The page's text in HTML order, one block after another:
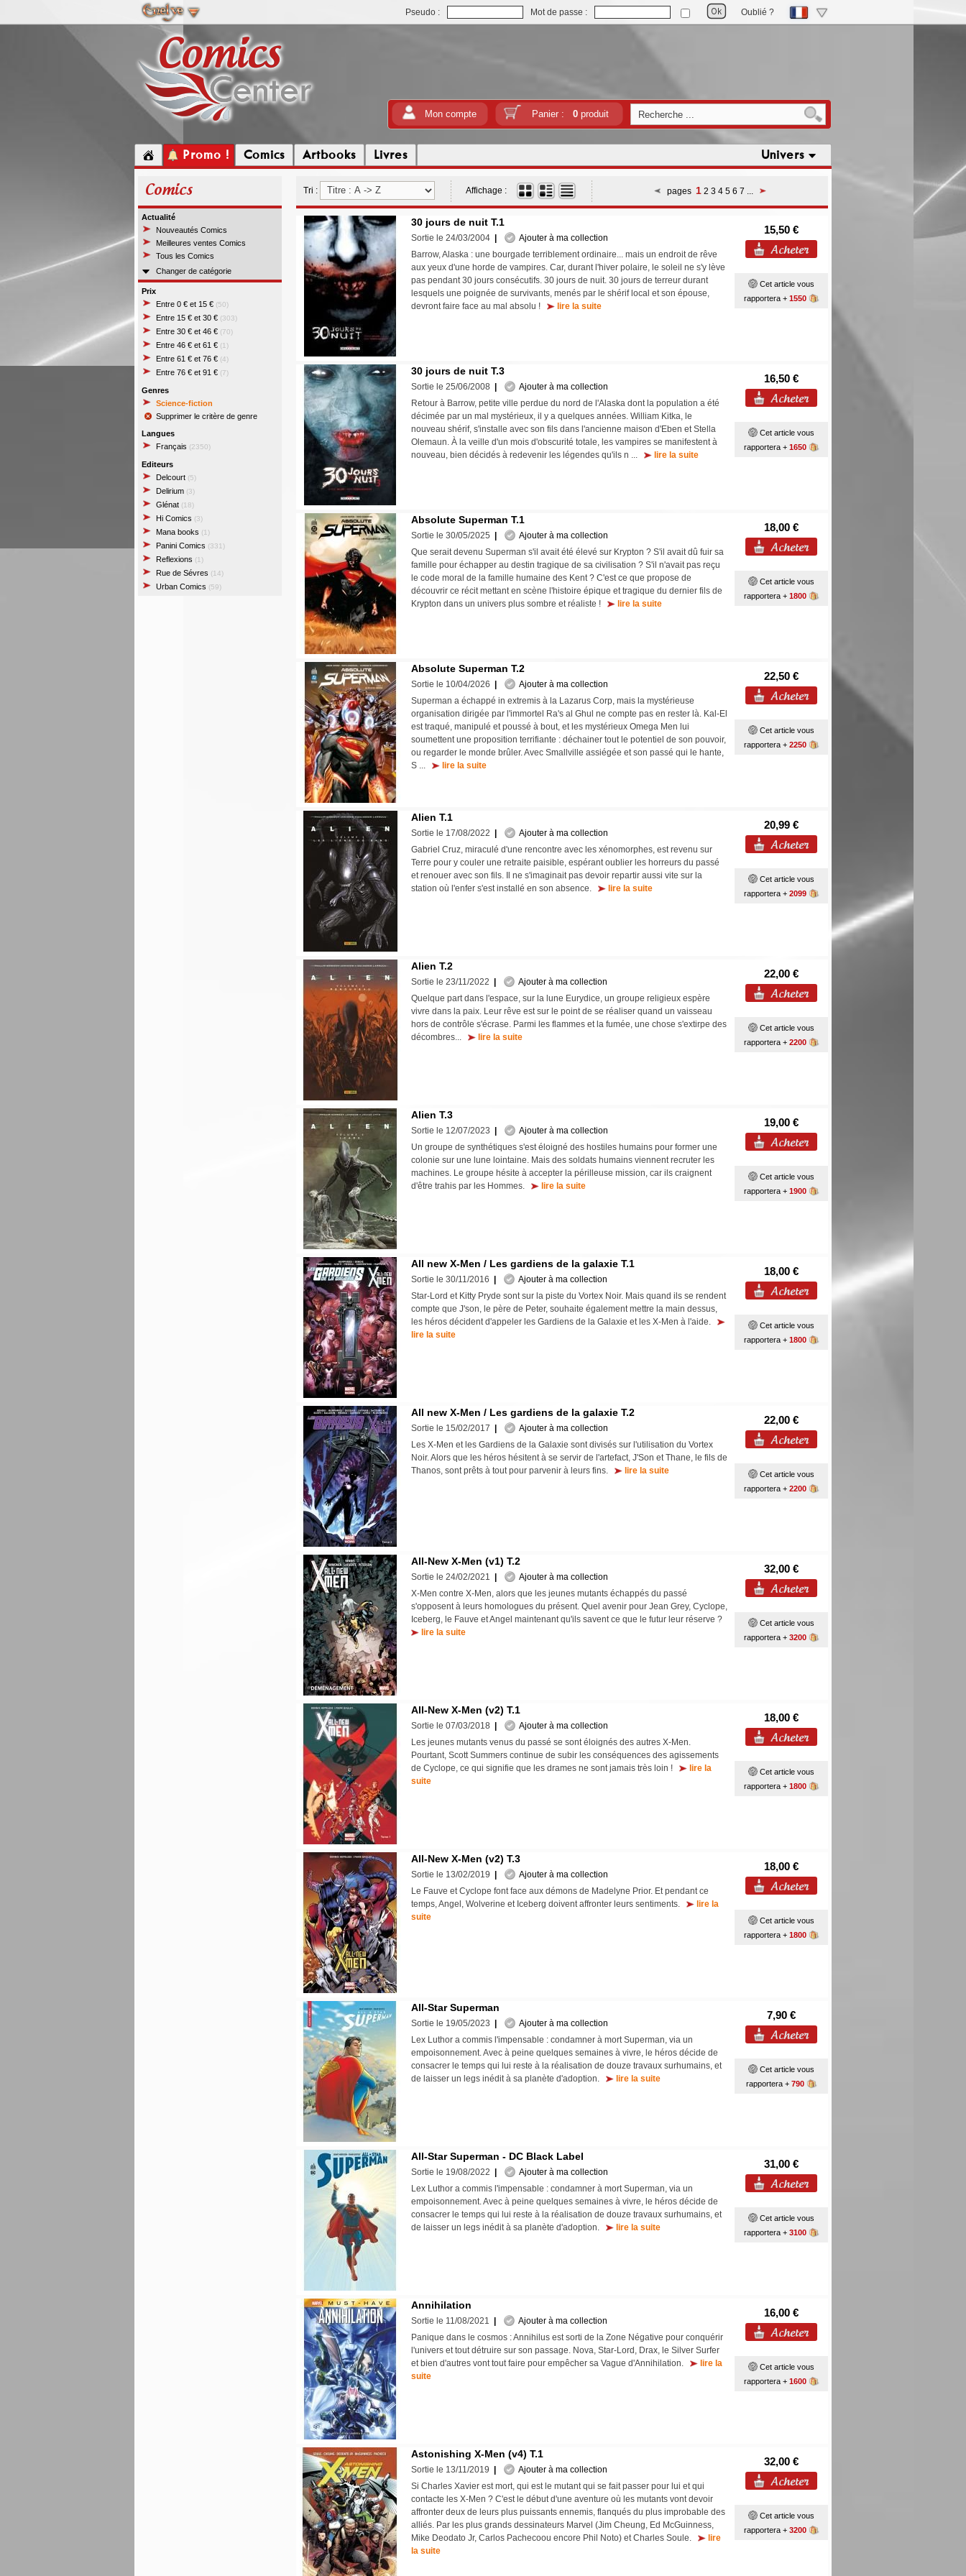
Pseudo : Mot de passe : Oublié ?
Mon compte Panier : 0produit
Promo ! Comics Artbooks Livres Univers
Comics
Actualité
Nouveautés Comics
Meilleures ventes Comics
Tous les Comics
Changer de catégorie
Prix
Entre 0 € et 15 € (50)
Entre 15 € et 30 € (303)
Entre 30 € et 46 € (70)
Entre 46 € et 61 € (1)
Entre 61 € et 76 € (4)
Entre 76 € et 91 € (7)
Genres
Science-fiction
Supprimer le critère de genre
Langues
Français (2350)
Editeurs
Delcourt (5)
Delirium (3)
Glénat (18)
Hi Comics (3)
Mana books (1)
Panini Comics (331)
Reflexions (1)
Rue de Sévres (14)
Urban Comics (59)
Tri : Affichage : pages 1 2 3 4 5 6 7 ...
30 jours de nuit T.1
Sortie le 24/03/2004
Ajouter à ma collection
Barrow, Alaska : une bourgade terriblement ordinaire... mais un endroit de rêve
aux yeux d'une horde de vampires. Car, durant l'hiver polaire, le soleil ne s'y lève
pas pendant 30 jours consécutifs. 30 jours de nuit. 30 jours de terreur durant
lesquels une poignée de survivants, menés par le shérif local et son épouse,
devront faire face au mal absolu !
lire la suite
15,50 €
Cet article vous
rapportera + 1550
30 jours de nuit T.3
Sortie le 25/06/2008
Ajouter à ma collection
Retour à Barrow, petite ville perdue du nord de l'Alaska dont la population a été
décimée par un mal mystérieux, il y a quelques années. William Kitka, le
nouveau shérif, s'installe avec son fils dans l'ancienne maison d'Eben et Stella
Olemaun. À la veille d'un mois d'obscurité totale, les vampires se manifestent à
nouveau, bien décidés à redevenir les légendes qu'ils n ...
lire la suite
16,50 €
Cet article vous
rapportera + 1650
Absolute Superman T.1
Sortie le 30/05/2025
Ajouter à ma collection
Que serait devenu Superman s'il avait été élevé sur Krypton ? S'il avait dû fuir sa
famille pour échapper au destin tragique de sa civilisation ? S'il n'avait pas reçu
le code moral de la famille humaine des Kent ? C'est ce que propose de
découvrir ce récit mettant en scène l'histoire épique et tragique du dernier fils de
Krypton dans un univers plus sombre et réaliste !
lire la suite
18,00 €
Cet article vous
rapportera + 1800
Absolute Superman T.2
Sortie le 10/04/2026
Ajouter à ma collection
Superman a échappé in extremis à la Lazarus Corp, mais la mystérieuse
organisation dirigée par l'immortel Ra's al Ghul ne compte pas en rester là. Kal-El
est traqué, manipulé et poussé à bout, et les mystérieux Omega Men lui
soumettent une proposition terrifiante : déchainer tout le potentiel de son pouvoir,
ou regarder le monde brûler. Avec Smallville assiégée et son passé qui le hante,
S ...
lire la suite
22,50 €
Cet article vous
rapportera + 2250
Alien T.1
Sortie le 17/08/2022
Ajouter à ma collection
Gabriel Cruz, miraculé d'une rencontre avec les xénomorphes, est revenu sur
Terre pour y couler une retraite paisible, espérant oublier les horreurs du passé
et renouer avec son fils. Il ne s'imaginait pas devoir repartir aussi vite sur la
station où l'enfer s'est installé en son absence.
lire la suite
20,99 €
Cet article vous
rapportera + 2099
Alien T.2
Sortie le 23/11/2022
Ajouter à ma collection
Quelque part dans l'espace, sur la lune Eurydice, un groupe religieux espère
vivre dans la paix. Leur rêve est sur le point de se réaliser quand un vaisseau
hors de contrôle s'écrase. Parmi les flammes et la fumée, une chose s'extirpe des
décombres...
lire la suite
22,00 €
Cet article vous
rapportera + 2200
Alien T.3
Sortie le 12/07/2023
Ajouter à ma collection
Un groupe de synthétiques s'est éloigné des hostiles humains pour former une
colonie sur une lune lointaine. Mais des soldats humains viennent recruter les
machines. Le groupe hésite à accepter la périlleuse mission, car ils craignent
d'être trahis par les Hommes.
lire la suite
19,00 €
Cet article vous
rapportera + 1900
All new X-Men / Les gardiens de la galaxie T.1
Sortie le 30/11/2016
Ajouter à ma collection
Star-Lord et Kitty Pryde sont sur la piste du Vortex Noir. Mais quand ils se rendent
compte que J'son, le père de Peter, souhaite également mettre la main dessus,
les héros décident d'appeler les Gardiens de la Galaxie et les X-Men à l'aide.
lire la suite
18,00 €
Cet article vous
rapportera + 1800
All new X-Men / Les gardiens de la galaxie T.2
Sortie le 15/02/2017
Ajouter à ma collection
Les X-Men et les Gardiens de la Galaxie sont divisés sur l'utilisation du Vortex
Noir. Alors que les héros hésitent à se servir de l'artefact, J'Son et Thane, le fils de
Thanos, sont prêts à tout pour parvenir à leurs fins.
lire la suite
22,00 €
Cet article vous
rapportera + 2200
All-New X-Men (v1) T.2
Sortie le 24/02/2021
Ajouter à ma collection
X-Men contre X-Men, alors que les jeunes mutants échappés du passé
s'opposent à leurs homologues du présent. Quel avenir pour Jean Grey, Cyclope,
Iceberg, le Fauve et Angel maintenant qu'ils savent ce que le futur leur réserve ?
lire la suite
32,00 €
Cet article vous
rapportera + 3200
All-New X-Men (v2) T.1
Sortie le 07/03/2018
Ajouter à ma collection
Les jeunes mutants venus du passé se sont éloignés des autres X-Men.
Pourtant, Scott Summers continue de subir les conséquences des agissements
de Cyclope, ce qui signifie que les drames ne sont jamais très loin !
lire la
suite
18,00 €
Cet article vous
rapportera + 1800
All-New X-Men (v2) T.3
Sortie le 13/02/2019
Ajouter à ma collection
Le Fauve et Cyclope font face aux démons de Madelyne Prior. Et pendant ce
temps, Angel, Wolverine et Iceberg doivent affronter leurs sentiments.
lire la
suite
18,00 €
Cet article vous
rapportera + 1800
All-Star Superman
Sortie le 19/05/2023
Ajouter à ma collection
Lex Luthor a commis l'impensable : condamner à mort Superman, via un
empoisonnement. Avec à peine quelques semaines à vivre, le héros décide de
consacrer le temps qui lui reste à la réalisation de douze travaux surhumains, et
de laisser un legs inédit à sa planète d'adoption.
lire la suite
7,90 €
Cet article vous
rapportera + 790
All-Star Superman - DC Black Label
Sortie le 19/08/2022
Ajouter à ma collection
Lex Luthor a commis l'impensable : condamner à mort Superman, via un
empoisonnement. Avec à peine quelques semaines à vivre, le héros décide de
consacrer le temps qui lui reste à la réalisation de douze travaux surhumains, et
de laisser un legs inédit à sa planète d'adoption.
lire la suite
31,00 €
Cet article vous
rapportera + 3100
Annihilation
Sortie le 11/08/2021
Ajouter à ma collection
Panique dans le cosmos : Annihilus est sorti de la Zone Négative pour conquérir
l'univers et tout détruire sur son passage. Nova, Star-Lord, Drax, le Silver Surfer
et bien d'autres vont tout faire pour empêcher sa Vague d'Annihilation.
lire la
suite
16,00 €
Cet article vous
rapportera + 1600
Astonishing X-Men (v4) T.1
Sortie le 13/11/2019
Ajouter à ma collection
Si Charles Xavier est mort, qui est le mutant qui se fait passer pour lui et qui
contacte les X-Men ? C'est le début d'une aventure où les mutants vont devoir
affronter deux de leurs plus puissants ennemis, flanqués du plus improbable des
alliés. Par les plus grands dessinateurs Marvel (Jim Cheung, Ed McGuinness,
Mike Deodato Jr, Carlos Pachecoou encore Phil Noto) et Charles Soule.
lire
la suite
32,00 €
Cet article vous
rapportera + 3200